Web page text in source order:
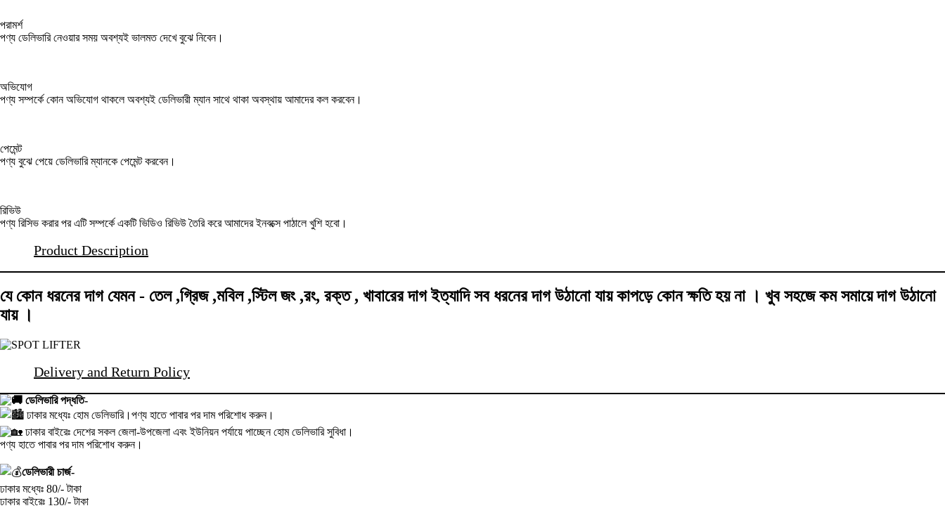
পরামর্শ
পণ্য ডেলিভারি নেওয়ার সময় অবশ্যই ভালমত দেখে বুঝে নিবেন।
অভিযোগ
পণ্য সম্পর্কে কোন অভিযোগ থাকলে অবশ্যই ডেলিভারী ম্যান সাথে থাকা অবস্থায় আমাদের কল করবেন।
পেমেন্ট
পণ্য বুঝে পেয়ে ডেলিভারি ম্যানকে পেমেন্ট করবেন।
রিভিউ
পণ্য রিসিভ করার পর এটি সম্পর্কে একটি ভিডিও রিভিউ তৈরি করে আমাদের ইনবক্সে পাঠালে খুশি হবো।
Product Description
যে কোন ধরনের দাগ যেমন - তেল ,গ্রিজ ,মবিল ,স্টিল জং ,রং, রক্ত , খাবারের দাগ ইত্যাদি সব ধরনের দাগ উঠানো যায় কাপড়ে কোন ক্ষতি হয় না । খুব সহজে কম সমায়ে দাগ উঠানো
যায় ।
Delivery and Return Policy
ডেলিভারি পদ্ধতি-
ঢাকার মধ্যেঃ হোম ডেলিভারি।পণ্য হাতে পাবার পর দাম পরিশোধ করুন।
ঢাকার বাইরেঃ দেশের সকল জেলা-উপজেলা এবং ইউনিয়ন পর্যায়ে পাচ্ছেন হোম ডেলিভারি সুবিধা।
পণ্য হাতে পাবার পর দাম পরিশোধ করুন।
ডেলিভারী চার্জ-
ঢাকার মধ্যেঃ 80/- টাকা
ঢাকার বাইরেঃ 130/- টাকা